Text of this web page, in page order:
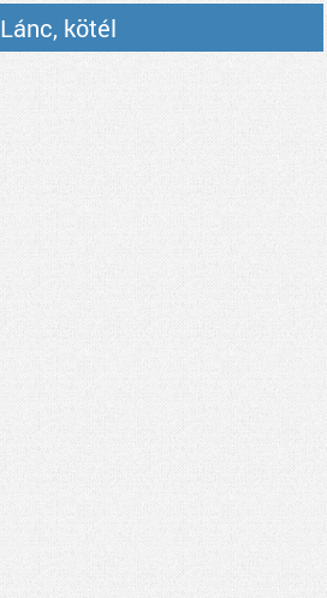
Lánc, kötél